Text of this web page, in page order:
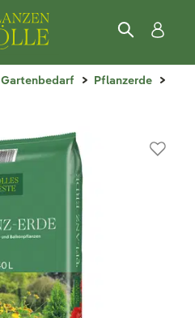
Gartenbedarf
Pflanzerde